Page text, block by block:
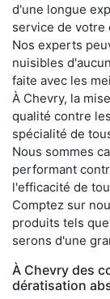
d'une longue
service de votre
Nos experts
nuisibles
faite avec les
À Chevry, la
qualité contre
spécialité de
Nous sommes
performant
l'efficacité de
Comptez sur
produits tels
serons d'une
À Chevry des
dératisation